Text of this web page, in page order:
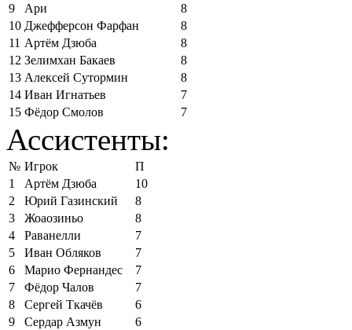
9
Ари
8
10 Джефферсон Фарфан
8
11 Артём Дзюба
8
12 Зелимхан Бакаев
8
13 Алексей Сутормин
8
14 Иван Игнатьев
7
15 Фёдор Смолов 7
Ассистенты:
№ Игрок
П
1
Артём Дзюба
10
2
Юрий Газинский
8
3
Жоаозиньо
8
4
Раванелли
7
5
Иван Обляков
7
6
Марио Фернандес
7
7
Фёдор Чалов
7
8
Сергей Ткачёв
6
9
Сердар Азмун
6